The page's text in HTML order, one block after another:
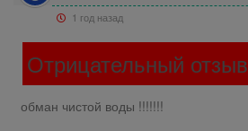
1 год назад
Отрицательный отзыв
обман чистой воды !!!!!!!